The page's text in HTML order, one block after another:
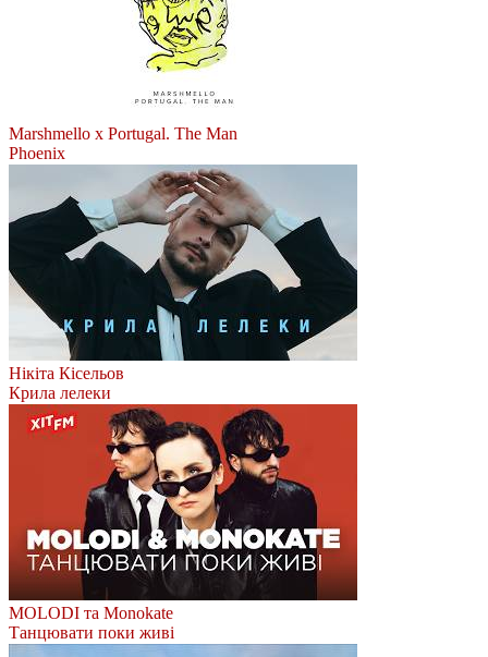
Marshmello x Portugal. The Man
Phoenix
Нікіта Кісельов
Крила лелеки
MOLODI та Monokate
Танцювати поки живі